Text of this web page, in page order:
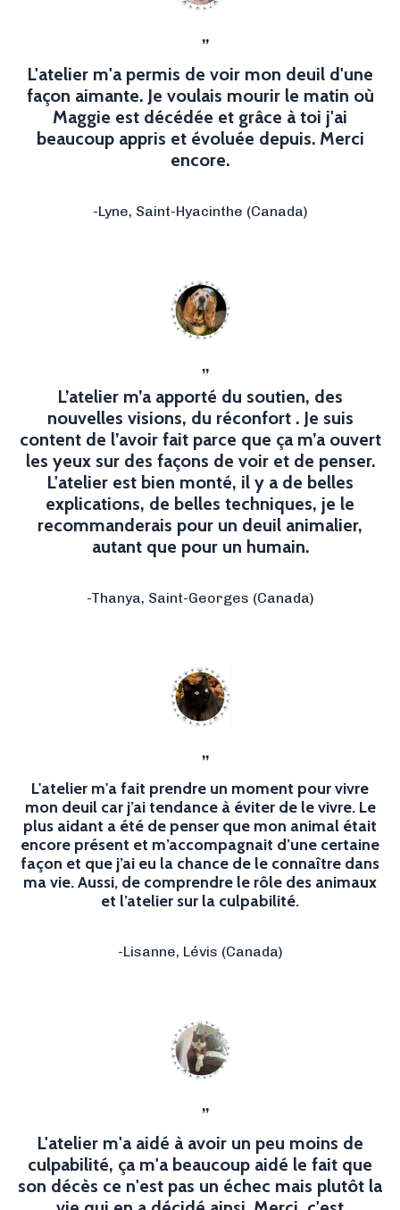
”
L'atelier m'a permis de voir mon deuil d'une
façon aimante. Je voulais mourir le matin où
Maggie est décédée et grâce à toi j'ai
beaucoup appris et évoluée depuis. Merci
encore.
-Lyne, Saint-Hyacinthe (Canada)
”
L’atelier m’a apporté du soutien, des
nouvelles visions, du réconfort . Je suis
content de l’avoir fait parce que ça m’a ouvert
les yeux sur des façons de voir et de penser.
L'atelier est bien monté, il y a de belles
explications, de belles techniques, je le
recommanderais pour un deuil animalier,
autant que pour un humain.
-Thanya, Saint-Georges (Canada)
”
L'atelier m'a fait prendre un moment pour vivre
mon deuil car j’ai tendance à éviter de le vivre. Le
plus aidant a été de penser que mon animal était
encore présent et m’accompagnait d’une certaine
façon et que j’ai eu la chance de le connaître dans
ma vie. Aussi, de comprendre le rôle des animaux
et l’atelier sur la culpabilité.
-Lisanne, Lévis (Canada)
”
L'atelier m'a aidé à avoir un peu moins de
culpabilité, ça m'a beaucoup aidé le fait que
son décès ce n'est pas un échec mais plutôt la